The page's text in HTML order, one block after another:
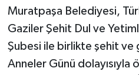
Muratpaşa Belediyesi,
Gaziler Şehit Dul ve
Şubesi ile birlikte şehit ve
Anneler Günü dolayısıyla